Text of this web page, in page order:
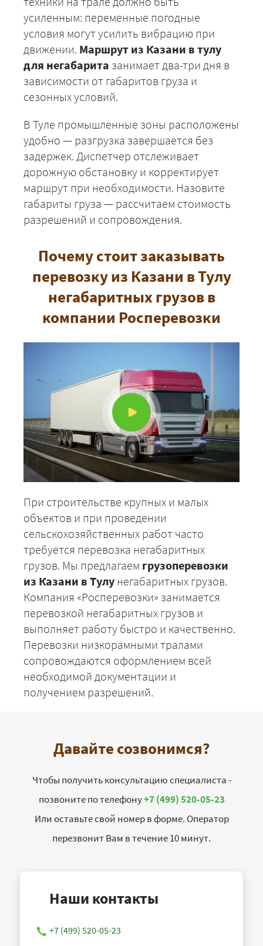
усиленным: переменные погодные
условия могут усилить вибрацию при
движении. Маршрут из Казани в тулу
для негабарита занимает два-три дня в
зависимости от габаритов груза и
сезонных условий.
В Туле промышленные зоны расположены
удобно — разгрузка завершается без
задержек. Диспетчер отслеживает
дорожную обстановку и корректирует
маршрут при необходимости. Назовите
габариты груза — рассчитаем стоимость
разрешений и сопровождения.
Почему стоит заказывать
перевозку из Казани в Тулу
негабаритных грузов в
компании Росперевозки
При строительстве крупных и малых
объектов и при проведении
сельскохозяйственных работ часто
требуется перевозка негабаритных
грузов. Мы предлагаем грузоперевозки
из Казани в Тулу негабаритных грузов.
Компания «Росперевозки» занимается
перевозкой негабаритных грузов и
выполняет работу быстро и качественно.
Перевозки низкорамными тралами
сопровождаются оформлением всей
необходимой документации и
получением разрешений.
Давайте созвонимся?
Чтобы получить консультацию специалиста -
позвоните по телефону+7 (499) 520-05-23
Или оставьте свой номер в форме. Оператор
перезвонит Вам в течение 10 минут.
Наши контакты
+7 (499) 520-05-23